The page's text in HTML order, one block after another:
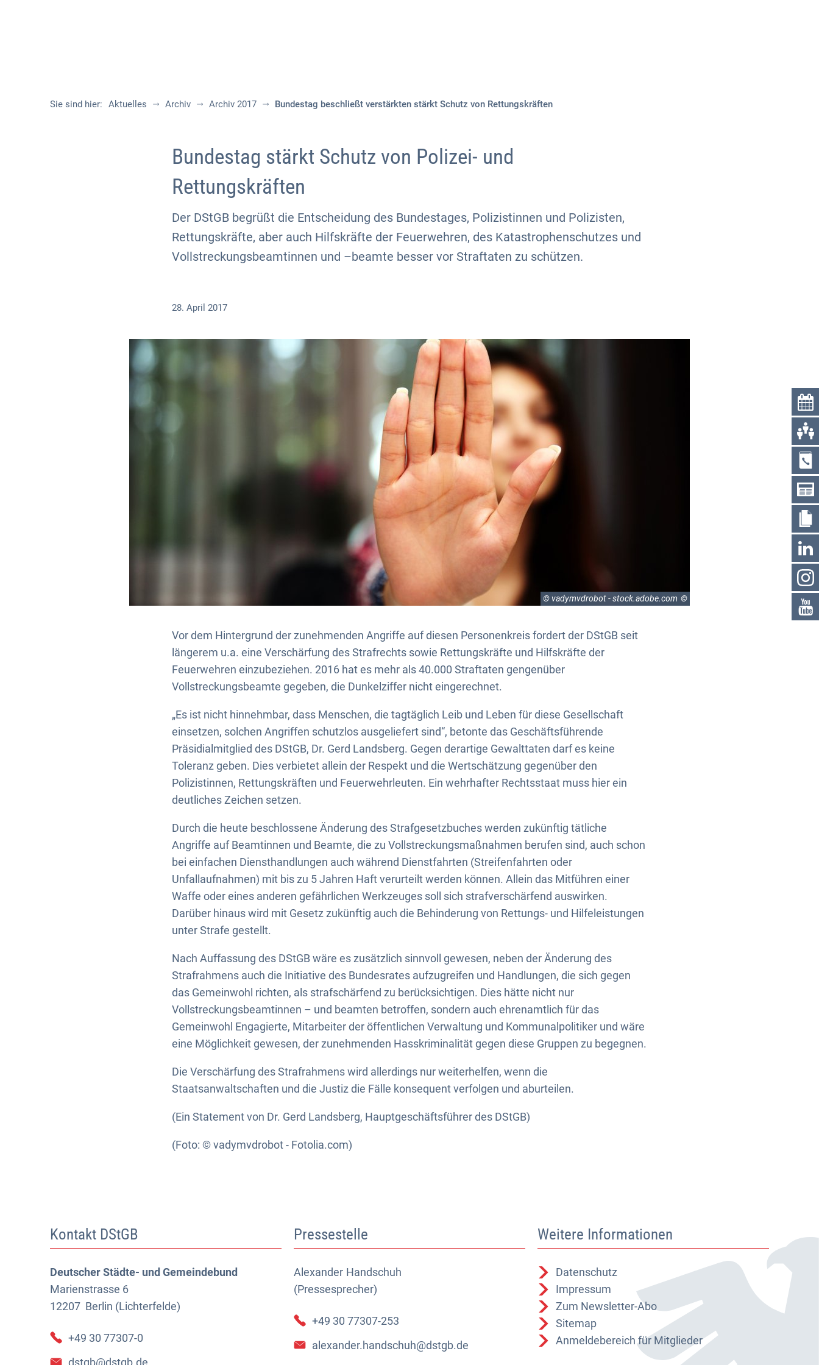
Sie sind hier: Aktuelles Archiv Archiv 2017 Bundestag beschließt verstärkten stärkt Schutz von Rettungskräften
Bundestag stärkt Schutz von Polizei- und
Rettungskräften
Der DStGB begrüßt die Entscheidung des Bundestages, Polizistinnen und Polizisten,
Rettungskräfte, aber auch Hilfskräfte der Feuerwehren, des Katastrophenschutzes und
Vollstreckungsbeamtinnen und –beamte besser vor Straftaten zu schützen.
28. April 2017
© vadymvdrobot - stock.adobe.com
Vor dem Hintergrund der zunehmenden Angriffe auf diesen Personenkreis fordert der DStGB seit
längerem u.a. eine Verschärfung des Strafrechts sowie Rettungskräfte und Hilfskräfte der
Feuerwehren einzubeziehen. 2016 hat es mehr als 40.000 Straftaten gengenüber
Vollstreckungsbeamte gegeben, die Dunkelziffer nicht eingerechnet.
„Es ist nicht hinnehmbar, dass Menschen, die tagtäglich Leib und Leben für diese Gesellschaft
einsetzen, solchen Angriffen schutzlos ausgeliefert sind“, betonte das Geschäftsführende
Präsidialmitglied des DStGB, Dr. Gerd Landsberg. Gegen derartige Gewalttaten darf es keine
Toleranz geben. Dies verbietet allein der Respekt und die Wertschätzung gegenüber den
Polizistinnen, Rettungskräften und Feuerwehrleuten. Ein wehrhafter Rechtsstaat muss hier ein
deutliches Zeichen setzen.
Durch die heute beschlossene Änderung des Strafgesetzbuches werden zukünftig tätliche
Angriffe auf Beamtinnen und Beamte, die zu Vollstreckungsmaßnahmen berufen sind, auch schon
bei einfachen Diensthandlungen auch während Dienstfahrten (Streifenfahrten oder
Unfallaufnahmen) mit bis zu 5 Jahren Haft verurteilt werden können. Allein das Mitführen einer
Waffe oder eines anderen gefährlichen Werkzeuges soll sich strafverschärfend auswirken.
Darüber hinaus wird mit Gesetz zukünftig auch die Behinderung von Rettungs- und Hilfeleistungen
unter Strafe gestellt.
Nach Auffassung des DStGB wäre es zusätzlich sinnvoll gewesen, neben der Änderung des
Strafrahmens auch die Initiative des Bundesrates aufzugreifen und Handlungen, die sich gegen
das Gemeinwohl richten, als strafschärfend zu berücksichtigen. Dies hätte nicht nur
Vollstreckungsbeamtinnen – und beamten betroffen, sondern auch ehrenamtlich für das
Gemeinwohl Engagierte, Mitarbeiter der öffentlichen Verwaltung und Kommunalpolitiker und wäre
eine Möglichkeit gewesen, der zunehmenden Hasskriminalität gegen diese Gruppen zu begegnen.
Die Verschärfung des Strafrahmens wird allerdings nur weiterhelfen, wenn die
Staatsanwaltschaften und die Justiz die Fälle konsequent verfolgen und aburteilen.
(Ein Statement von Dr. Gerd Landsberg, Hauptgeschäftsführer des DStGB)
(Foto: © vadymvdrobot - Fotolia.com)
Kontakt DStGB
Deutscher Städte- und Gemeindebund
Marienstrasse 6
12207 Berlin (Lichterfelde)
+49 30 77307-0
dstgb@dstgb.de
Pressestelle
Alexander Handschuh
(Pressesprecher)
Alexander Handschuh (Pressesprecher)
+49 30 77307-253
alexander.handschuh@dstgb.de
Weitere Informationen
Datenschutz
Impressum
Zum Newsletter-Abo
Sitemap
Anmeldebereich für Mitglieder